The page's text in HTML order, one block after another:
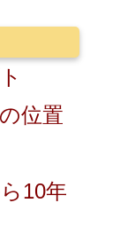
位置
10年